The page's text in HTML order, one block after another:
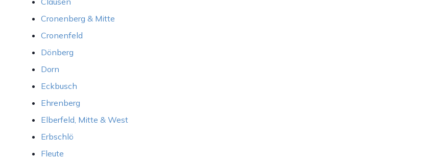
Cronenberg & Mitte
Cronenfeld
Dönberg
Dorn
Eckbusch
Ehrenberg
Elberfeld, Mitte & West
Erbschlö
Fleute